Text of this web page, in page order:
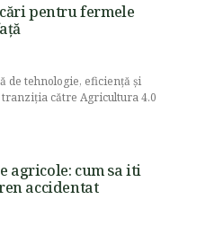
pentru fermele
de tehnologie, eficiență și
tranziția către Agricultura 4.0
cum sa iti
accidentat